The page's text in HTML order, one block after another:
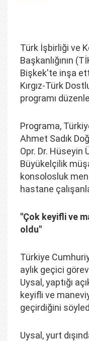
Türk İşbirliği ve
Başkanlığının
Bişkek'te inşa
Kırgız-Türk
programı
Programa,
Ahmet Sadık
Opr. Dr. Hüseyin
Büyükelçilik
konsolosluk
hastane
"Çok keyifli ve
oldu"
Türkiye
aylık geçici
Uysal, yaptığı
keyifli ve
geçirdiğini
Uysal, yurt